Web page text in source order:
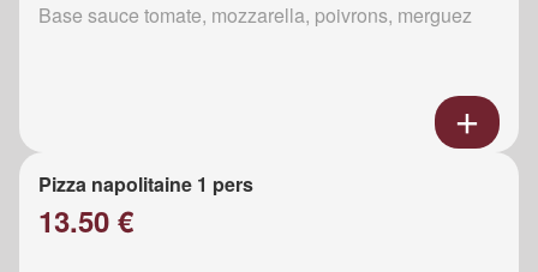
Base sauce tomate, mozzarella, poivrons, merguez
Pizza napolitaine 1 pers
13.50 €